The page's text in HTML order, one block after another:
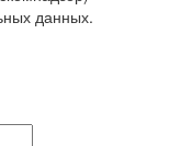
данных.